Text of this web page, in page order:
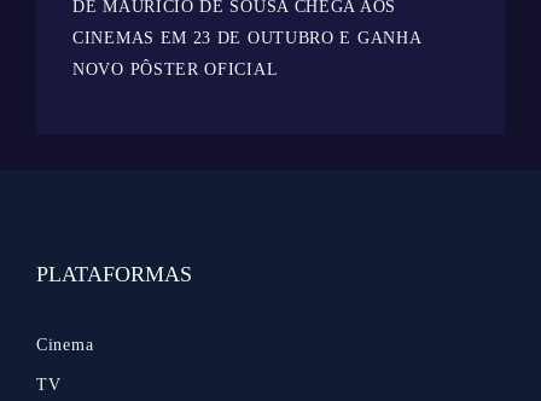
DE MAURICIO DE SOUSA CHEGA AOS
CINEMAS EM 23 DE OUTUBRO E GANHA
NOVO PÔSTER OFICIAL
PLATAFORMAS
Cinema
TV